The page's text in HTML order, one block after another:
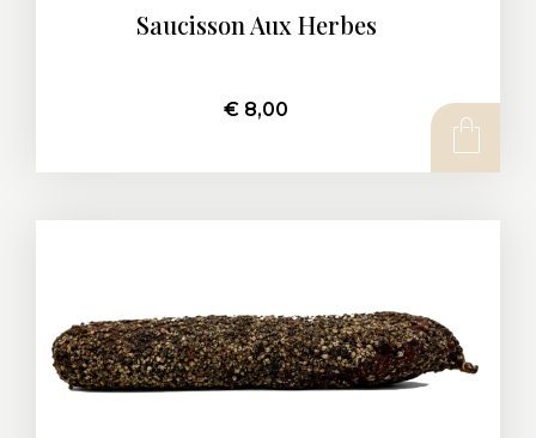
Saucisson Aux Herbes
€ 8,00